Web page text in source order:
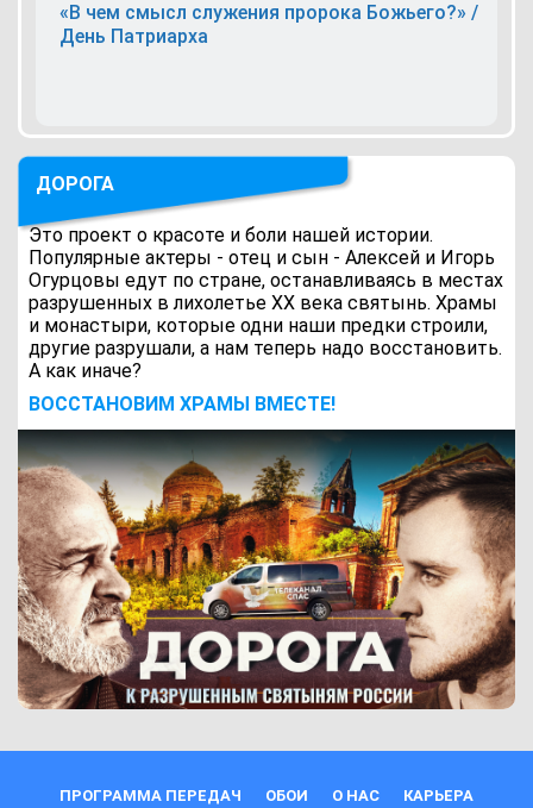
«В чем смысл служения пророка Божьего?» /
День Патриарха
ДОРОГА
Это проект о красоте и боли нашей истории.
Популярные актеры - отец и сын - Алексей и Игорь
Огурцовы едут по стране, останавливаясь в местах
разрушенных в лихолетье ХХ века святынь. Храмы
и монастыри, которые одни наши предки строили,
другие разрушали, а нам теперь надо восстановить.
А как иначе?
ВОCСТАНОВИМ ХРАМЫ ВМЕСТЕ!
ПРОГРАММА ПЕРЕДАЧ ОБОИ О НАС
КАРЬЕРА